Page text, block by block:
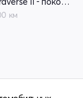
км